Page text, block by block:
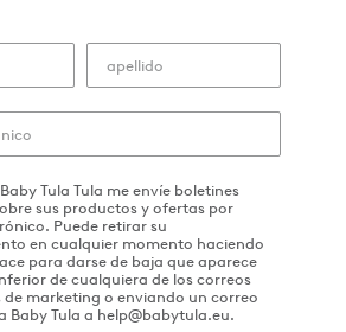
Tula Tula me envíe boletines
sus productos y ofertas por
Puede retirar su
en cualquier momento haciendo
para darse de baja que aparece
de cualquiera de los correos
de marketing o enviando un correo
Baby Tula a help@babytula.eu.